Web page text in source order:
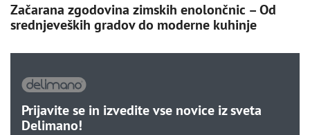
Začarana zgodovina zimskih enolončnic – Od
srednjeveških gradov do moderne kuhinje
Prijavite se in izvedite vse novice iz sveta
Delimano!